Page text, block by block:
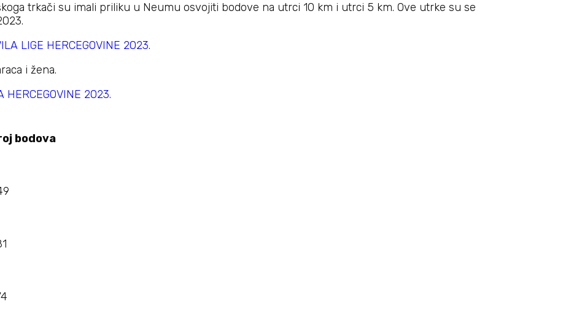
trkači su imali priliku u Neumu osvojiti bodove na utrci 10 km i utrci 5 km. Ove utrke su se
LIGE HERCEGOVINE 2023.
i žena.
HERCEGOVINE 2023.
bodova